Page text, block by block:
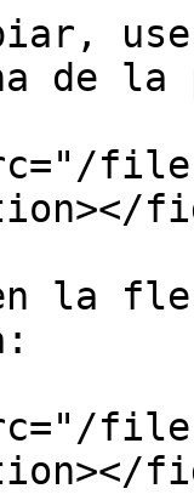
de
files/
la
files/